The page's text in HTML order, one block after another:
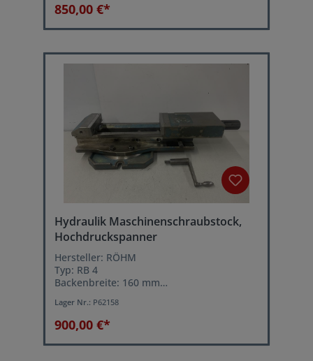
850,00 €*
Hydraulik Maschinenschraubstock,
Hochdruckspanner
Hersteller: RÖHM
Typ: RB 4
Backenbreite: 160 mm
Spannkraft: 4 ton.
Lager Nr.: P62158
900,00 €*